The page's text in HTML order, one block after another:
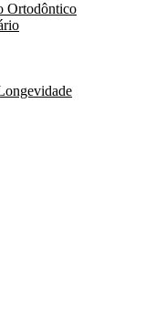
Ortodôntico